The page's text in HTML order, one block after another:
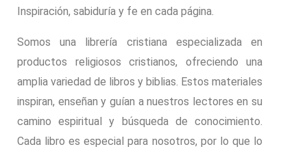
Inspiración, sabiduría y fe en cada página.
Somos una librería cristiana especializada en
productos religiosos cristianos, ofreciendo una
amplia variedad de libros y biblias. Estos materiales
inspiran, enseñan y guían a nuestros lectores en su
camino espiritual y búsqueda de conocimiento.
Cada libro es especial para nosotros, por lo que lo